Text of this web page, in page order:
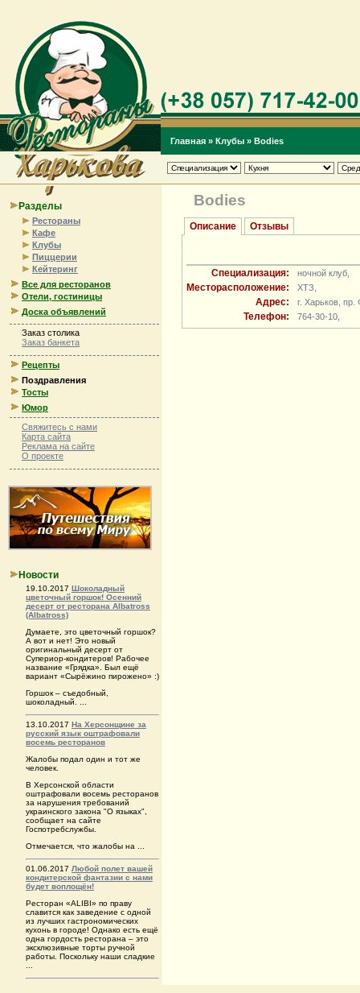
Главная » Клубы » Bodies
Разделы
Рестораны
Кафе
Клубы
Пиццерии
Кейтеринг
Все для ресторанов
Отели, гостиницы
Доска объявлений
Заказ столика
Заказ банкета
Рецепты
Поздравления
Тосты
Юмор
Свяжитесь с нами
Карта сайта
Реклама на сайте
О проекте
Новости
19.10.2017 Шоколадный
цветочный горшок! Осенний
десерт от ресторана Albatross
(Albatross)
Думаете, это цветочный горшок?
А вот и нет! Это новый
оригинальный десерт от
Супериор-кондитеров! Рабочее
название «Грядка». Был ещё
вариант «Сырёжино пирожено» :)
Горшок – съедобный,
шоколадный. ...
13.10.2017 На Херсонщине за
русский язык оштрафовали
восемь ресторанов
Жалобы подал один и тот же
человек.
В Херсонской области
оштрафовали восемь ресторанов
за нарушения требований
украинского закона "О языках",
сообщает на сайте
Госпотребслужбы.
Отмечается, что жалобы на ...
01.06.2017 Любой полет вашей
кондитерской фантазии с нами
будет воплощён!
Ресторан «ALIBI» по праву
славится как заведение с одной
из лучших гастрономических
кухонь в городе! Однако есть ещё
одна гордость ресторана – это
эксклюзивные торты ручной
работы. Поскольку наши сладкие
Bodies
Описание Отзывы
Специализация: ночной клуб,
Месторасположение: ХТЗ,
Адрес: г. Харьков, пр.
Телефон: 764-30-10,